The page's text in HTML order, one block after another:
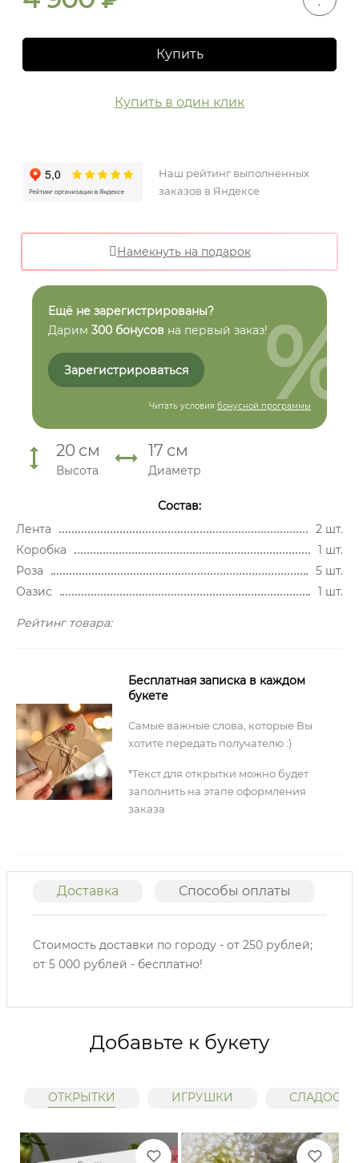
Купить
Купить в один клик
Наш рейтинг выполненных
заказов в Яндексе
Намекнуть на подарок
Ещё не зарегистрированы?
Дарим 300 бонусов на первый заказ!
Зарегистрироваться
Читать условия бонусной программы
%
20 см
Высота
17 см
Диаметр
Состав:
Лента
2 шт.
Коробка
1 шт.
Роза
5 шт.
Оазис
1 шт.
Рейтинг товара:
Бесплатная записка в каждом
букете
Самые важные слова, которые Вы
хотите передать получателю :)
*Текст для открытки можно будет
заполнить на этапе оформления
заказа
Доставка Способы оплаты
Стоимость доставки по городу - от 250 рублей;
от 5 000 рублей - бесплатно!
Добавьте к букету
ОТКРЫТКИ ИГРУШКИ СЛАДОСТИ